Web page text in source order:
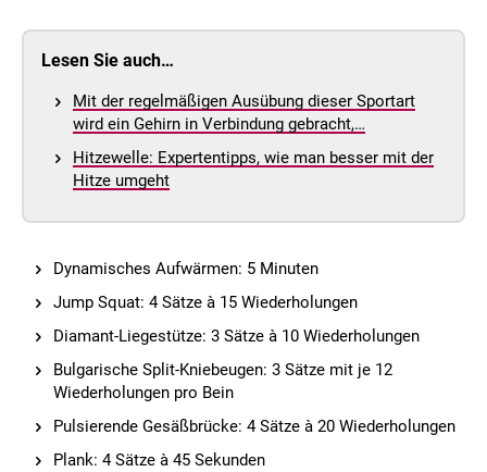
Lesen Sie auch…
Mit der regelmäßigen Ausübung dieser Sportart
wird ein Gehirn in Verbindung gebracht,…
Hitzewelle: Expertentipps, wie man besser mit der
Hitze umgeht
Dynamisches Aufwärmen: 5 Minuten
Jump Squat: 4 Sätze à 15 Wiederholungen
Diamant-Liegestütze: 3 Sätze à 10 Wiederholungen
Bulgarische Split-Kniebeugen: 3 Sätze mit je 12
Wiederholungen pro Bein
Pulsierende Gesäßbrücke: 4 Sätze à 20 Wiederholungen
Plank: 4 Sätze à 45 Sekunden